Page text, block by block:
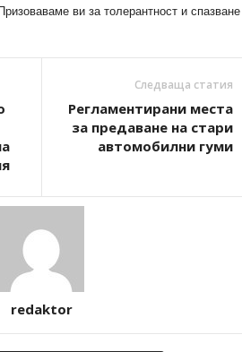
ви за толерантност и спазване
Следваща статия
Регламентирани места
за предаване на стари
автомобилни гуми
redaktor